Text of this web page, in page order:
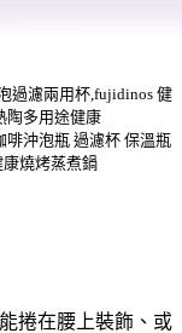
過濾兩用杯,fujidinos 健
陶多用途健康
沖泡瓶 過濾杯 保溫瓶
燒烤蒸煮鍋
捲在腰上裝飾、或